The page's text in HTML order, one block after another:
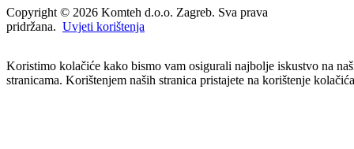
Copyright © 2026 Komteh d.o.o. Zagreb. Sva prava
pridržana. Uvjeti korištenja
Koristimo kolačiće kako bismo vam osigurali najbolje iskustvo na
stranicama. Korištenjem naših stranica pristajete na korištenje